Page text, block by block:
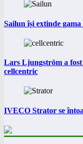
Sailun își extinde
Lars Ljungström a
cellcentric
IVECO Strator se